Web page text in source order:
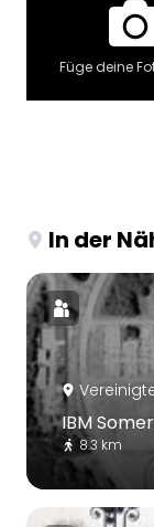
Füge deine
In der
IBM
8.3 km